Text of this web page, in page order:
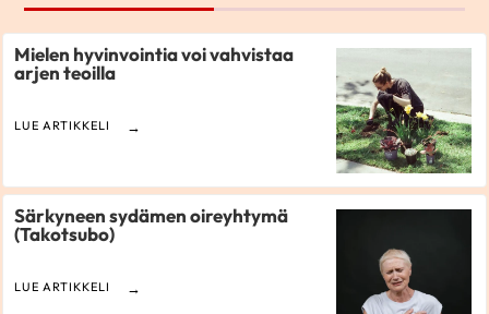
Mielen hyvinvointia voi vahvistaa
arjen teoilla
LUE ARTIKKELI
Särkyneen sydämen oireyhtymä
(Takotsubo)
LUE ARTIKKELI